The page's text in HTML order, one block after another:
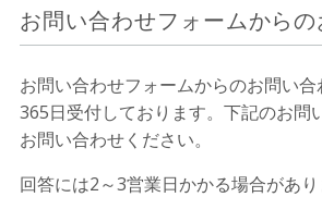
お問い合わせフォームから
お問い合わせフォームからのお問い
365日受付しております。下記のお問
お問い合わせください。
回答には2～3営業日かかる場合があ